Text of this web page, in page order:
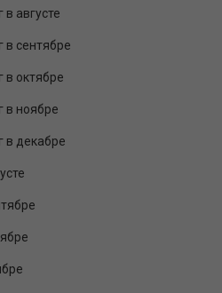
августе
в сентябре
в октябре
в ноябре
в декабре